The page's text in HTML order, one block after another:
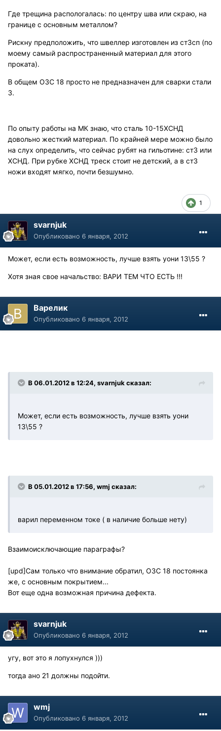
Где трещина распологалась: по центру шва или скраю, на
границе с основным металлом?
Рискну предположить, что швеллер изготовлен из ст3сп (по
моему самый распространенный материал для этого
проката).
В общем ОЗС 18 просто не предназначен для сварки стали
3.
По опыту работы на МК знаю, что сталь 10-15ХСНД
довольно жесткий материал. По крайней мере можно было
на слух определить, что сейчас рубят на гильотине: ст3 или
ХСНД. При рубке ХСНД треск стоит не детский, а в ст3
ножи входят мягко, почти безшумно.
1
svarnjuk
Опубликовано 6 января, 2012
Может, если есть возможность, лучше взять уони 13\55 ?
Хотя зная свое начальство: ВАРИ ТЕМ ЧТО ЕСТЬ !!!
Варелик
Опубликовано 6 января, 2012
В 06.01.2012 в 12:24, svarnjuk сказал:
Может, если есть возможность, лучше взять уони
13\55 ?
В 05.01.2012 в 17:56, wmj сказал:
варил переменном токе ( в наличие больше нету)
Взаимоисключающие параграфы?
[upd]Сам только что внимание обратил, ОЗС 18 постоянка
же, с основным покрытием...
Вот еще одна возможная причина дефекта.
svarnjuk
Опубликовано 6 января, 2012
угу, вот это я лопухнулся )))
тогда ано 21 должны подойти.
wmj
Опубликовано 6 января, 2012